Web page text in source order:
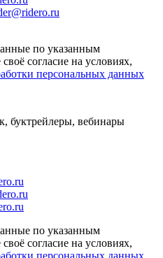
по указанным
согласие на условиях,
персональных данных
буктрейлеры, вебинары
по указанным
согласие на условиях,
персональных данных